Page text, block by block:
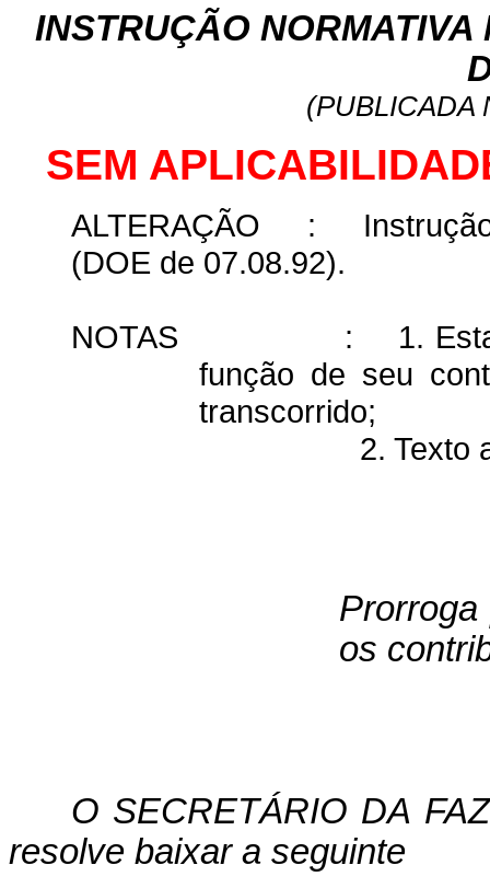
INSTRUÇÃO NORMATIVA
(PUBLICADA
SEM
ALTERAÇÃO :
(DOE de 07.08.92).
NOTAS :
1.
função de seu
transcorrido;
2. Texto
os
O SECRETÁRIO DA
resolve baixar a seguinte